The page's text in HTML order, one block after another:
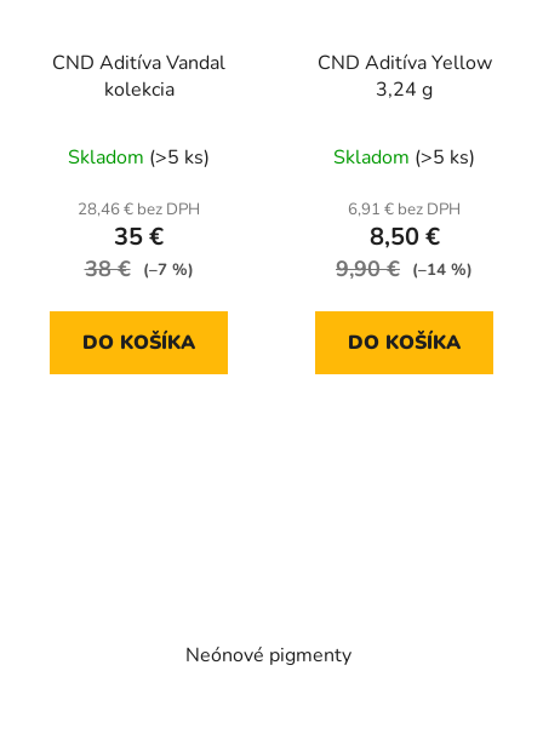
CND Aditíva Vandal
kolekcia
Skladom (>5 ks)
28,46 € bez DPH
35 €
38 € (–7 %)
DO KOŠÍKA
CND Aditíva Yellow
3,24 g
Skladom (>5 ks)
6,91 € bez DPH
8,50 €
9,90 € (–14 %)
DO KOŠÍKA
Neónové pigmenty